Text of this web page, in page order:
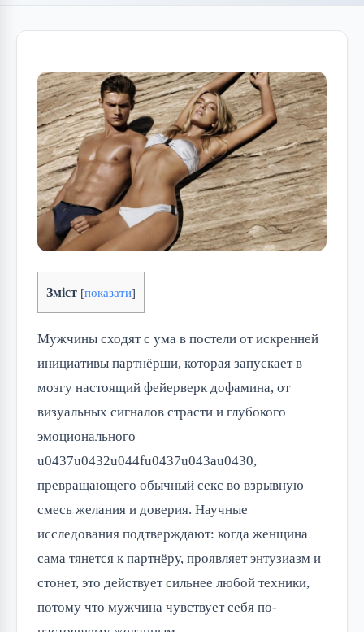
Зміст [показати]
Мужчины сходят с ума в постели от искренней
инициативы партнёрши, которая запускает в
мозгу настоящий фейерверк дофамина, от
визуальных сигналов страсти и глубокого
эмоционального
u0437u0432u044fu0437u043au0430,
превращающего обычный секс во взрывную
смесь желания и доверия. Научные
исследования подтверждают: когда женщина
сама тянется к партнёру, проявляет энтузиазм и
стонет, это действует сильнее любой техники,
потому что мужчина чувствует себя по-